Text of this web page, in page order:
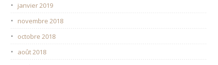
janvier 2019
novembre 2018
octobre 2018
août 2018